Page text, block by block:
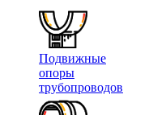
Подвижные
опоры
трубопроводов